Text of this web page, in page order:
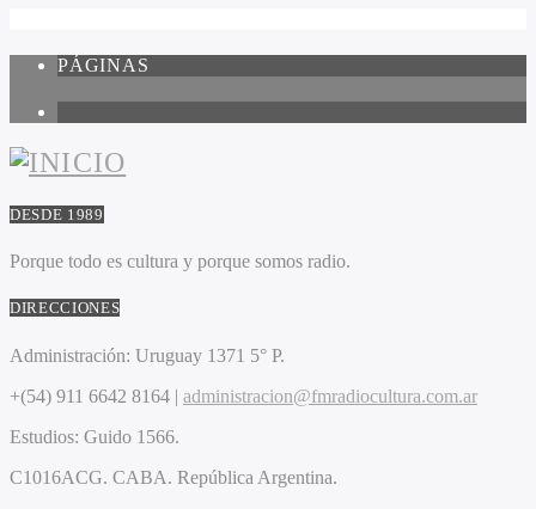
PÁGINAS
DESDE 1989
Porque todo es cultura y porque somos radio.
DIRECCIONES
Administración: Uruguay 1371 5° P.
+(54) 911 6642 8164 | administracion@fmradiocultura.com.ar
Estudios: Guido 1566.
C1016ACG. CABA. República Argentina.